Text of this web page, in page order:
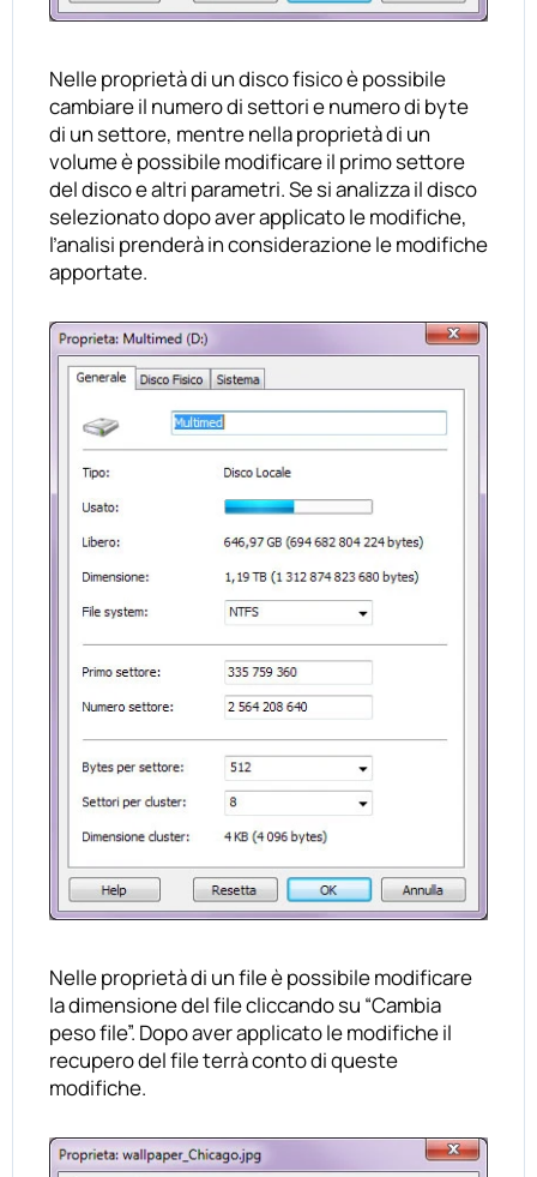
Nelle proprietà di un disco fisico è possibile
cambiare il numero di settori e numero di byte
di un settore, mentre nella proprietà di un
volume è possibile modificare il primo settore
del disco e altri parametri. Se si analizza il disco
selezionato dopo aver applicato le modifiche,
l’analisi prenderà in considerazione le modifiche
apportate.
Nelle proprietà di un file è possibile modificare
la dimensione del file cliccando su “Cambia
peso file”. Dopo aver applicato le modifiche il
recupero del file terrà conto di queste
modifiche.